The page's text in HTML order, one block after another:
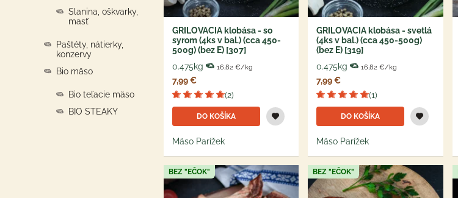
Slanina, oškvarky,
masť
Paštéty, nátierky,
konzervy
Bio mäso
Bio teľacie mäso
BIO STEAKY
GRILOVACIA klobása - so
syrom (4ks v bal.) (cca 450-
500g) (bez E) [307]
0.475kg
16,82 €/kg
7,99 €
(2)
DO KOŠÍKA
Mäso Parížek
GRILOVACIA klobása - svetlá
(4ks v bal.) (cca 450-500g)
(bez E) [319]
0.475kg
16,82 €/kg
7,99 €
(1)
DO KOŠÍKA
Mäso Parížek
BEZ "EČOK" BEZ "EČOK"